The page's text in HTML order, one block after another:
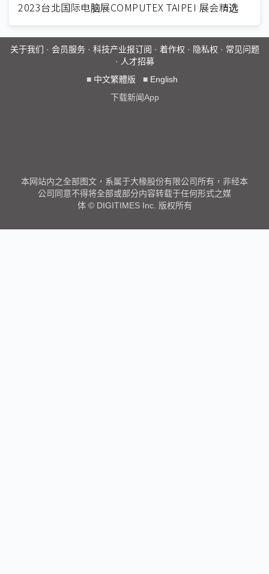
2023台北国际电脑展COMPUTEX TAIPEI 展会精选
关于我们 · 会员服务· 科技产业报订阅 · 着作权 · 隐私权 · 常见问题
· 人才招募
■ 中文繁體版 ■ English
下载新闻App
本网站内之全部图文，系属于大椽股份有限公司所有，非经本
公司同意不得将全部或部分内容转载于任何形式之媒
体 © DIGITIMES Inc. 版权所有